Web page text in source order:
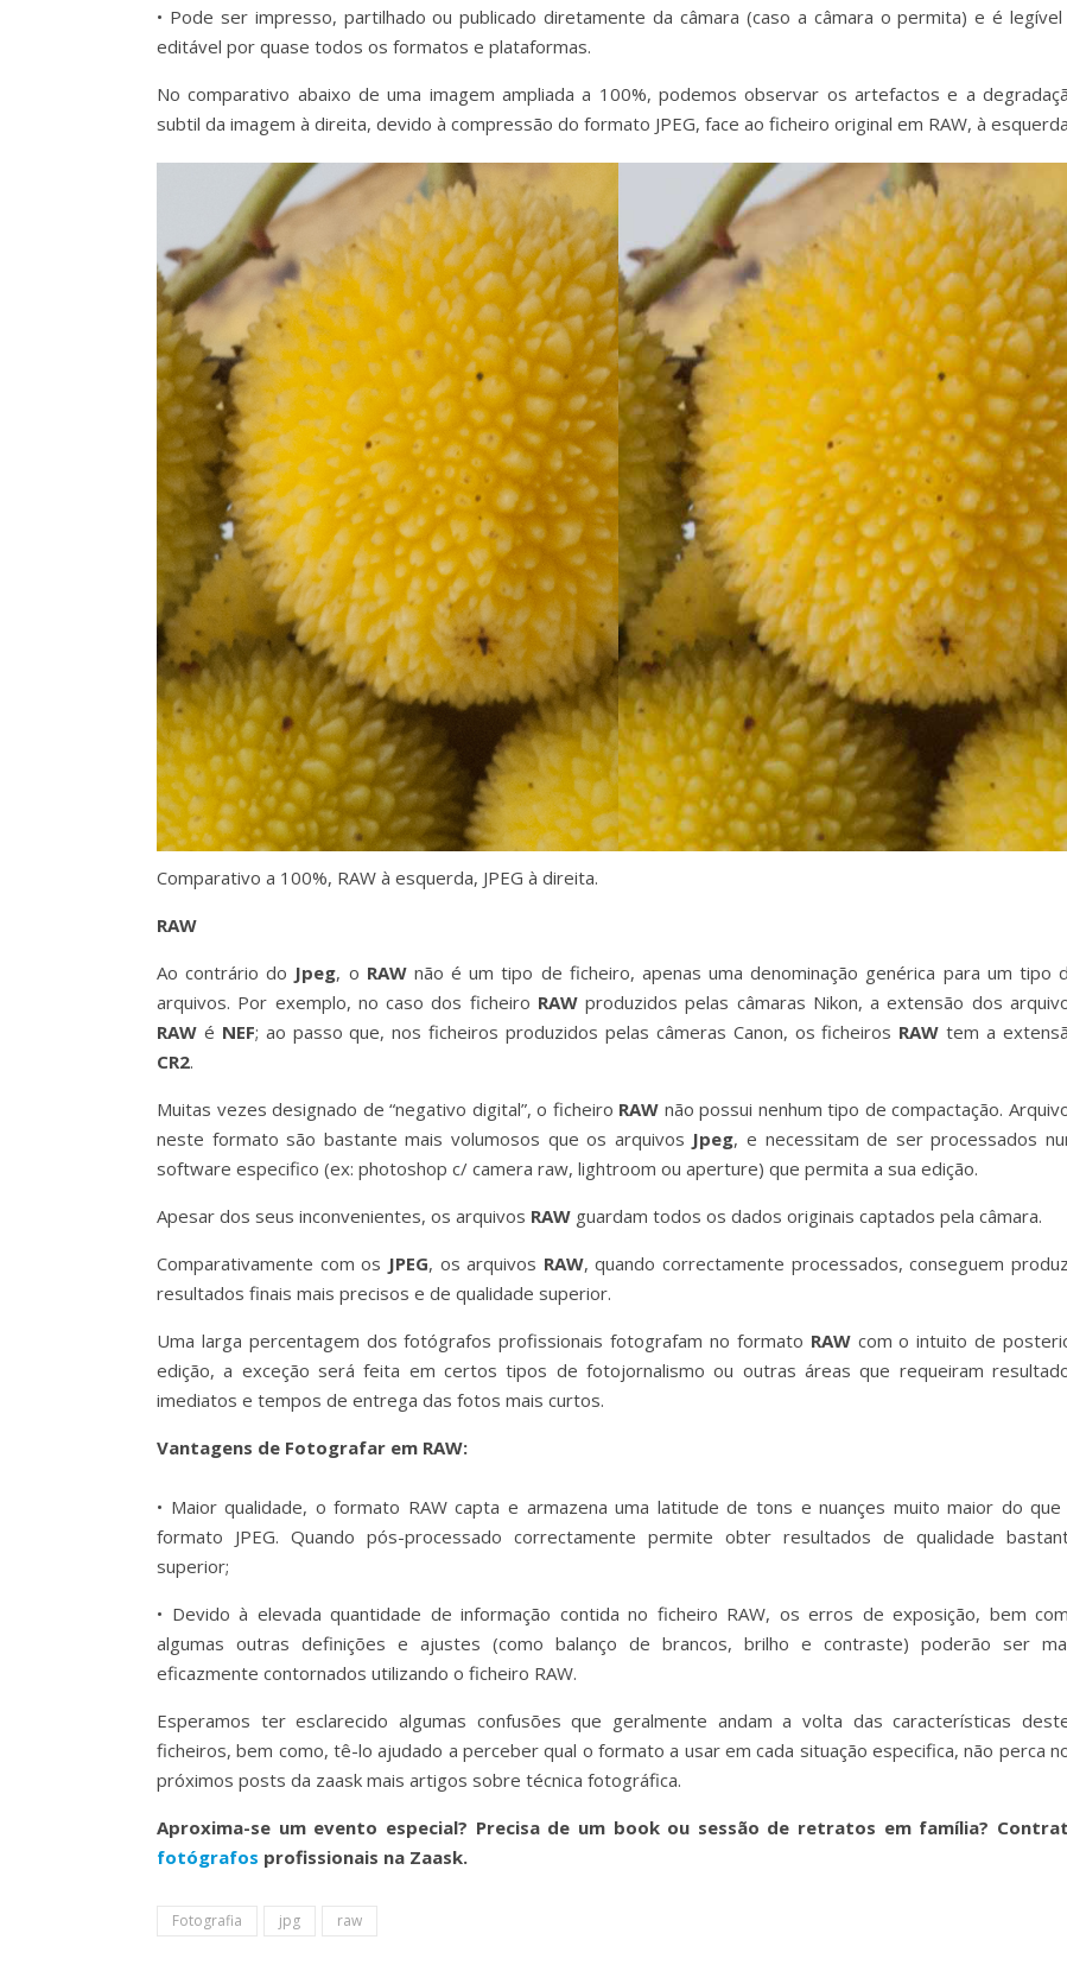
• Pode ser impresso, partilhado ou publicado diretamente da câmara (caso a câmara o permita) e é legível
editável por quase todos os formatos e plataformas.
No comparativo abaixo de uma imagem ampliada a 100%, podemos observar os artefactos e a
subtil da imagem à direita, devido à compressão do formato JPEG, face ao ficheiro original em RAW, à
Comparativo a 100%, RAW à esquerda, JPEG à direita.
RAW
Ao contrário do Jpeg, o RAWnão é um tipo de ficheiro, apenas uma denominação genérica para um tipo
arquivos. Por exemplo, no caso dos ficheiro RAWproduzidos pelas câmaras Nikon, a extensão dos
RAW é NEF; ao passo que, nos ficheiros produzidos pelas câmeras Canon, os ficheiros RAW tem a
CR2.
Muitas vezes designado de “negativo digital”, o ficheiro RAW não possui nenhum tipo de compactação.
neste formato são bastante mais volumosos que os arquivos Jpeg, e necessitam de ser processados
software especifico (ex: photoshop c/ camera raw, lightroom ou aperture) que permita a sua edição.
Apesar dos seus inconvenientes, os arquivos RAW guardam todos os dados originais captados pela câmara.
Comparativamente com os JPEG, os arquivos RAW, quando correctamente processados, conseguem
resultados finais mais precisos e de qualidade superior.
Uma larga percentagem dos fotógrafos profissionais fotografam no formato RAWcom o intuito de
edição, a exceção será feita em certos tipos de fotojornalismo ou outras áreas que requeiram
imediatos e tempos de entrega das fotos mais curtos.
Vantagens de Fotografar em RAW:
• Maior qualidade, o formato RAW capta e armazena uma latitude de tons e nuançes muito maior do que
formato JPEG. Quando pós-processado correctamente permite obter resultados de qualidade
superior;
• Devido à elevada quantidade de informação contida no ficheiro RAW, os erros de exposição, bem
algumas outras definições e ajustes (como balanço de brancos, brilho e contraste) poderão ser
eficazmente contornados utilizando o ficheiro RAW.
Esperamos ter esclarecido algumas confusões que geralmente andam a volta das características
ficheiros, bem como, tê-lo ajudado a perceber qual o formato a usar em cada situação especifica, não perca
próximos posts da zaask mais artigos sobre técnica fotográfica.
Aproxima-se um evento especial? Precisa de um book ou sessão de retratos em família?
fotógrafos profissionais na Zaask.
Fotografia jpg raw